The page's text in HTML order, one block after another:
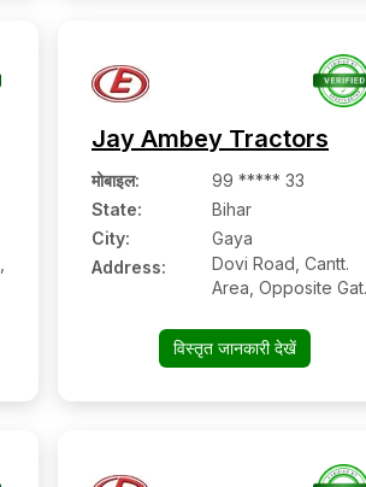
Jay Ambey Tractors
मोबाइल:
99 ***** 33
State:
Bihar
City:
Gaya
Address:
Dovi Road, Cantt.
Area, Opposite
विस्तृत जानकारी देखें